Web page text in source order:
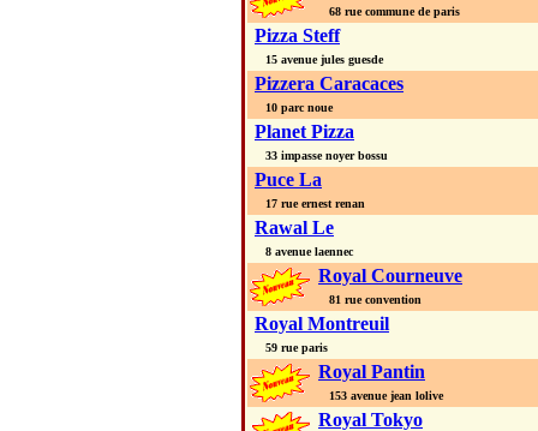
68 rue commune de paris
Pizza Steff
15 avenue jules guesde
Pizzera Caracaces
10 parc noue
Planet Pizza
33 impasse noyer bossu
Puce La
17 rue ernest renan
Rawal Le
8 avenue laennec
Royal Courneuve
81 rue convention
Royal Montreuil
59 rue paris
Royal Pantin
153 avenue jean lolive
Royal Tokyo